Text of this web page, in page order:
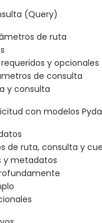
(Query)
de ruta
y opcionales
de consulta
y consulta
con modelos
de ruta, consulta y
y metadatos